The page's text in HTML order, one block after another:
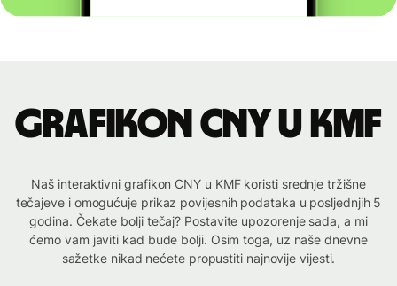
Grafikon CNY u KMF
Naš interaktivni grafikon CNY u KMF koristi srednje tržišne
tečajeve i omogućuje prikaz povijesnih podataka u posljednjih 5
godina. Čekate bolji tečaj? Postavite upozorenje sada, a mi
ćemo vam javiti kad bude bolji. Osim toga, uz naše dnevne
sažetke nikad nećete propustiti najnovije vijesti.